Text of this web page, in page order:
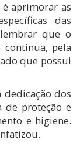
aprimorar as
das
que o
continua, pela
que possui
dedicação dos
de proteção e
e higiene.